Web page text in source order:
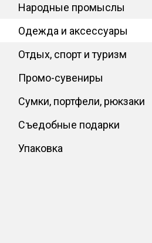
Народные промыслы
Одежда и аксессуары
Отдых, спорт и туризм
Промо-сувениры
Сумки, портфели, рюкзаки
Съедобные подарки
Упаковка